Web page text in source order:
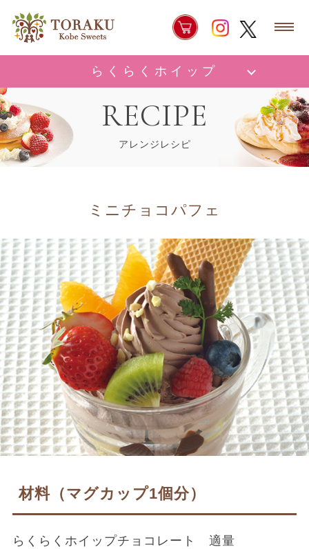
らくらくホイップ
RECIPE
アレンジレシピ
ミニチョコパフェ
材料（マグカップ1個分）
らくらくホイップチョコレート 適量